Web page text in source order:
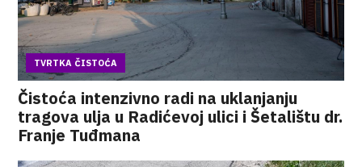
TVRTKA ČISTOĆA
Čistoća intenzivno radi na uklanjanju
tragova ulja u Radićevoj ulici i Šetalištu dr.
Franje Tuđmana